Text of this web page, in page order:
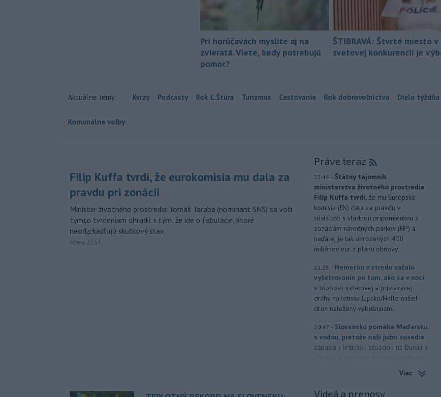
Pri horúčavách myslite aj na
zvieratá. Viete, kedy potrebujú
pomoc?
ŠTIBRAVÁ: Štvrté miesto
svetovej konkurencii je
Aktuálne témy: Kvízy Podcasty Rok Ľ.Štúra Turizmus Cestovanie Rok dobrovoľníctva Dielo týždňa
Komunálne voľby
Filip Kuffa tvrdí, že eurokomisia mu dala za
pravdu pri zonácii
Minister životného prostredia Tomáš Taraba (nominant SNS) sa voči
týmto tvrdeniam ohradil s tým, že ide o fabulácie, ktoré
neodzrkadľujú skutkový stav.
včera 22:53
Práve teraz
22:44 - Štátny tajomník
ministerstva životného prostredia
Filip Kuffa tvrdí, že mu Európska
komisia (EK) dala za pravdu v
súvislosti s vládnou pripomienkou k
zonáciám národných parkov (NP) a
naďalej je tak ohrozených 450
miliónov eur z plánu obnovy.
21:25 - Nemecko v stredu začalo
vyšetrovanie po tom, ako sa v noci
v blízkosti vzletovej a pristávacej
dráhy na letisku Lipsko/Halle našiel
dron naložený výbušninami.
20:47 - Slovensko pomáha Maďarsku
s vodou, pretože naši južní susedia
zápasia s kritickou situáciou na Dunaji a
Viac
Videá a prenosy